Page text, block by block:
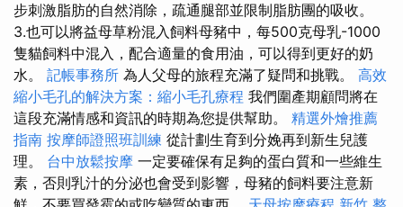
步刺激脂肪的自然消除，疏通腿部並限制脂肪團的吸收。
3.也可以將益母草粉混入飼料母豬中，每500克母乳-1000
隻貓飼料中混入，配合適量的食用油，可以得到更好的奶
水。 記帳事務所 為人父母的旅程充滿了疑問和挑戰。 高效
縮小毛孔的解決方案：縮小毛孔療程 我們圍產期顧問將在
這段充滿情感和資訊的時期為您提供幫助。 精選外燴推薦
指南 按摩師證照班訓練 從計劃生育到分娩再到新生兒護
理。 台中放鬆按摩 一定要確保有足夠的蛋白質和一些維生
素，否則乳汁的分泌也會受到影響，母豬的飼料要注意新